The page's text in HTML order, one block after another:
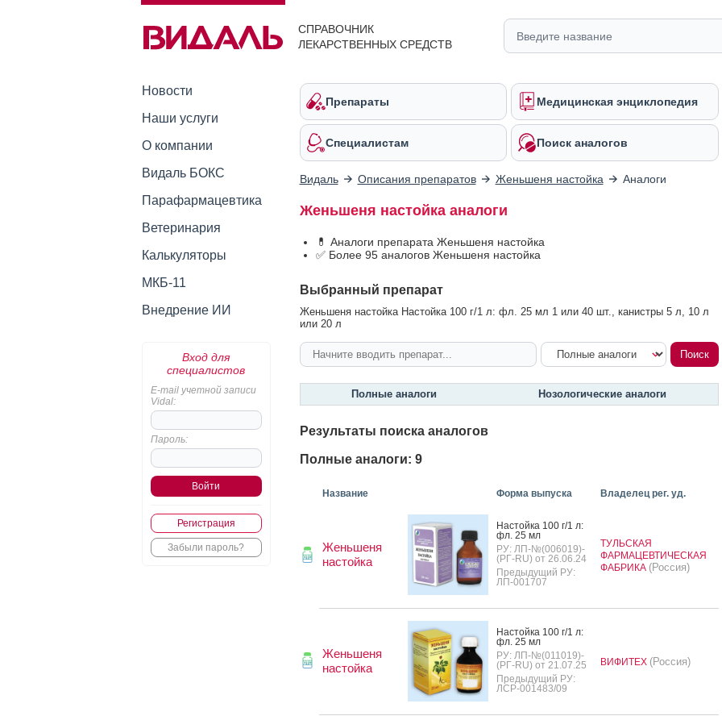
СПРАВОЧНИК
ЛЕКАРСТВЕННЫХ СРЕДСТВ
Новости
Наши услуги
О компании
Видаль БОКС
Парафармацевтика
Ветеринария
Калькуляторы
МКБ-11
Внедрение ИИ
Вход для
специалистов
E-mail учетной записи
Vidal:
Пароль:
Регистрация
Забыли пароль?
Препараты Медицинская энциклопедия
Специалистам Поиск аналогов
Видаль Описания препаратов Женьшеня настойка Аналоги
Женьшеня настойка аналоги
💊 Аналоги препарата Женьшеня настойка
✅ Более 95 аналогов Женьшеня настойка
Выбранный препарат
Женьшеня настойка Настойка 100 г/1 л: фл. 25 мл 1 или 40 шт., канистры 5 л, 10 л
или 20 л
Полные аналоги Нозологические аналоги
Результаты поиска аналогов
Полные аналоги: 9
Название Форма выпуска Владелец рег. уд.
Женьшеня
настойка
Нас­той­ка 100 г/1 л:
фл. 25 мл
РУ: ЛП-№(006019)-
(РГ-RU) от 26.06.24
Предыдущий РУ:
ЛП-001707
ТУЛЬСКАЯ
ФАРМАЦЕВТИЧЕСКАЯ
ФАБРИКА (Россия)
Женьшеня
настойка
Нас­той­ка 100 г/1 л:
фл. 25 мл
РУ: ЛП-№(011019)-
(РГ-RU) от 21.07.25
Предыдущий РУ:
ЛСР-001483/09
ВИФИТЕХ (Россия)